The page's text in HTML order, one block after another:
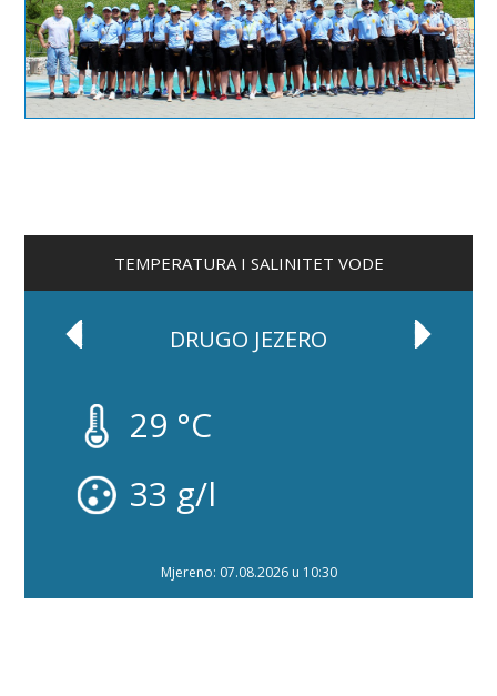
TEMPERATURA I SALINITET VODE
DRUGO JEZERO
29 °C
33 g/l
Mjereno: 07.08.2026 u 10:30